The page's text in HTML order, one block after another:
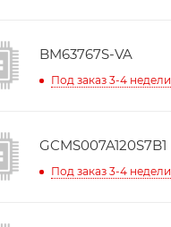
BM63767S-VA
Под заказ 3-4 недели
GCMS007A120S7B1
Под заказ 3-4 недели